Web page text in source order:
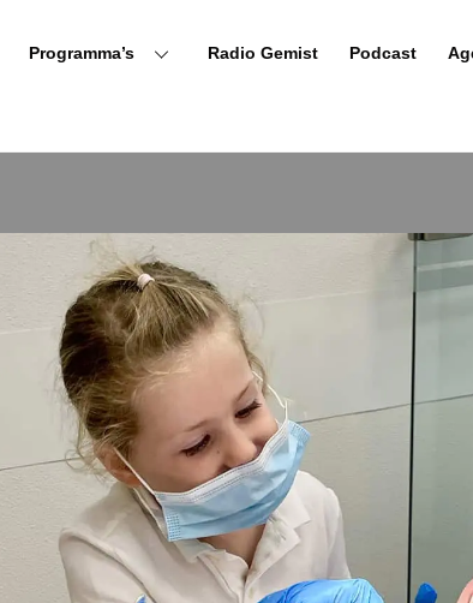
Programma’s Radio Gemist Podcast